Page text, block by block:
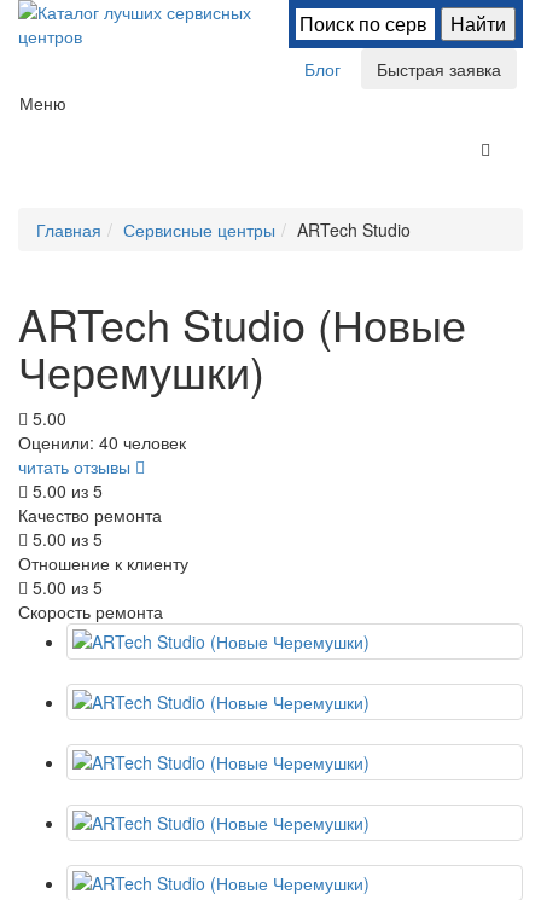
Блог
Быстрая заявка
Меню
Главная Сервисные центры ARTech Studio
ARTech Studio (Новые
Черемушки)
5.00
Оценили: 40 человек
читать отзывы
5.00 из 5
Качество ремонта
5.00 из 5
Отношение к клиенту
5.00 из 5
Скорость ремонта